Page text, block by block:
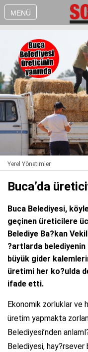
MENÜ
Yerel Yönetimler
Buca’da
Buca Belediyesi,
geçinen üreticilere
Belediye Ba?kan
?artlarda
büyük gider
üretimi her ko?ulda
ifade etti.
Ekonomik zorluklar ve
üretim yapmakta
Belediyesi’nden
Belediyesi, hay?rsever